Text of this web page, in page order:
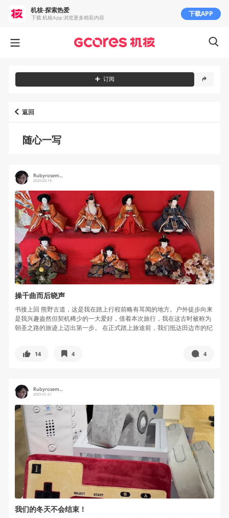
返回
随心一写
Rubyrosem...
2025-02-19
操千曲而后晓声
书接上回 熊野古道，这是我在踏上行程前略有耳闻的地方。户外徒步向来
是我兴趣盎然但契机稀少的一大爱好，借着本次旅行，我在这古时被称为
朝圣之路的旅迹上迈出第一步。 在正式踏上旅途前，我们抵达田边市的纪
14 4 4
Rubyrosem...
2025-01-21
我们的冬天不会结束！
订阅
机核-探索热爱
下载 机核App 浏览更多精彩内容 下载APP